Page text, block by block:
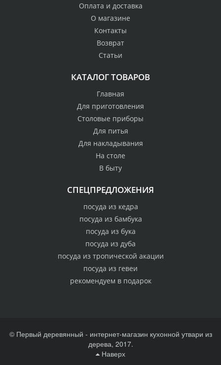
Оплата и доставка
О магазине
Контакты
Возврат
Статьи
КАТАЛОГ ТОВАРОВ
Главная
Для приготовления
Столовые приборы
Для питья
Для накладывания
На столе
В быту
СПЕЦПРЕДЛОЖЕНИЯ
посуда из кедра
посуда из бамбука
посуда из бука
посуда из дуба
посуда из тропической акации
посуда из гевеи
рекомендуем в подарок
© Первый деревянный - интернет-магазин кухонной утвари из
дерева, 2017.
Наверх